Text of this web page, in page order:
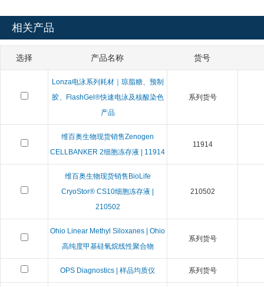
相关产品
选择 产品名称 货号
Lonza电泳系列耗材｜琼脂糖、预制
胶、FlashGel®快速电泳及核酸染色
产品
系列货号
维百奥生物现货销售Zenogen
CELLBANKER 2细胞冻存液 | 11914
11914
维百奥生物现货销售BioLife
CryoStor® CS10细胞冻存液 |
210502
210502
Ohio Linear Methyl Siloxanes | Ohio
高纯度甲基硅氧烷线性聚合物
系列货号
OPS Diagnostics | 样品均质仪 系列货号